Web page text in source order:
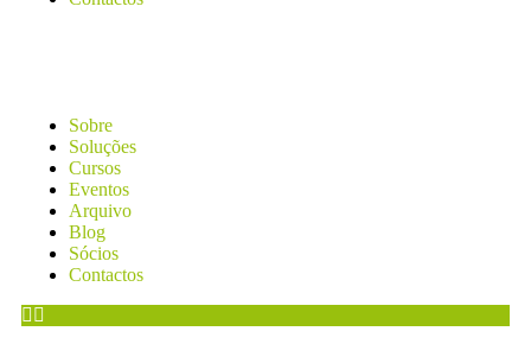
Sobre
Soluções
Cursos
Eventos
Arquivo
Blog
Sócios
Contactos